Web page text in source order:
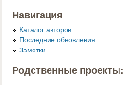
Навигация
Каталог авторов
Последние обновления
Заметки
Родственные проекты: